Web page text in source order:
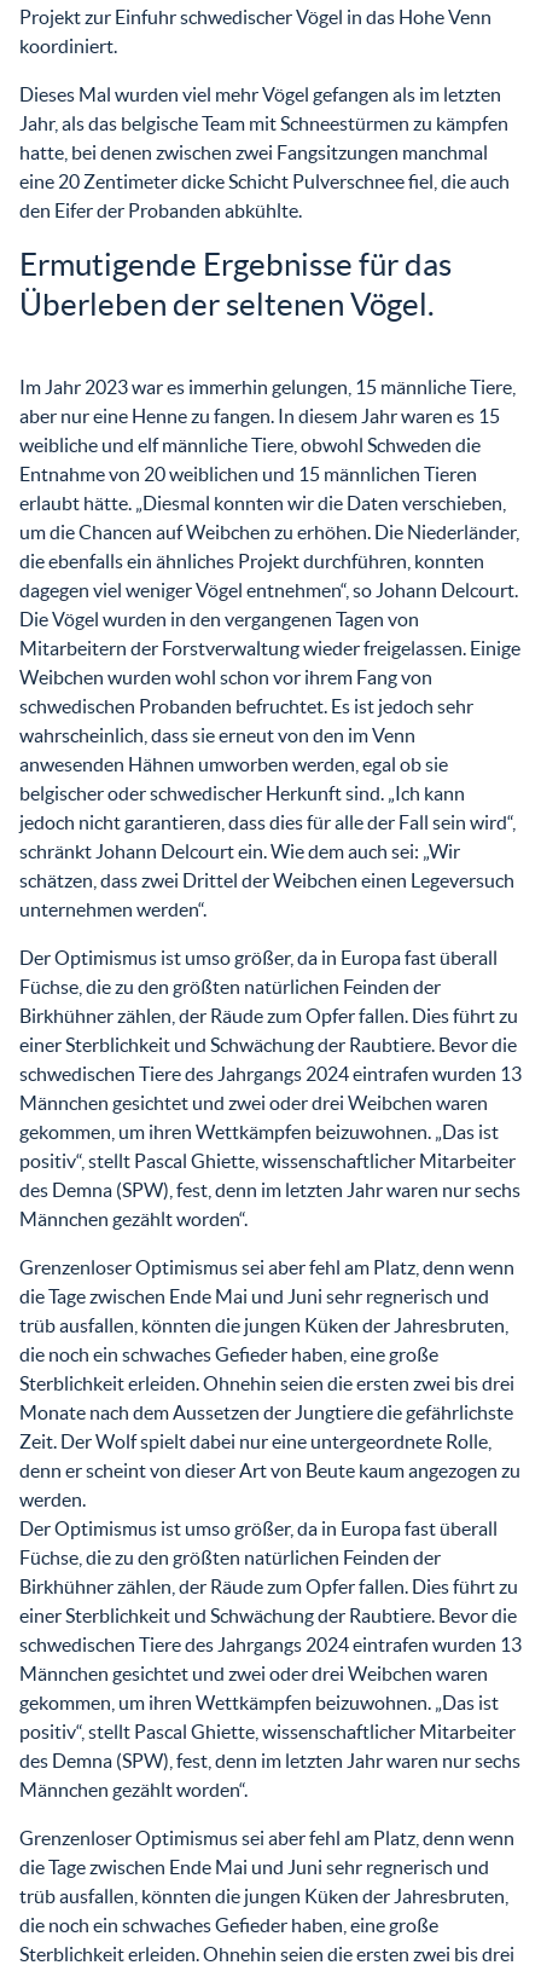
Projekt zur Einfuhr schwedischer Vögel in das Hohe Venn
koordiniert.
Dieses Mal wurden viel mehr Vögel gefangen als im letzten
Jahr, als das belgische Team mit Schneestürmen zu kämpfen
hatte, bei denen zwischen zwei Fangsitzungen manchmal
eine 20 Zentimeter dicke Schicht Pulverschnee fiel, die auch
den Eifer der Probanden abkühlte.
Ermutigende Ergebnisse für das
Überleben der seltenen Vögel.
Im Jahr 2023 war es immerhin gelungen, 15 männliche Tiere,
aber nur eine Henne zu fangen. In diesem Jahr waren es 15
weibliche und elf männliche Tiere, obwohl Schweden die
Entnahme von 20 weiblichen und 15 männlichen Tieren
erlaubt hätte. „Diesmal konnten wir die Daten verschieben,
um die Chancen auf Weibchen zu erhöhen. Die Niederländer,
die ebenfalls ein ähnliches Projekt durchführen, konnten
dagegen viel weniger Vögel entnehmen“, so Johann Delcourt.
Die Vögel wurden in den vergangenen Tagen von
Mitarbeitern der Forstverwaltung wieder freigelassen. Einige
Weibchen wurden wohl schon vor ihrem Fang von
schwedischen Probanden befruchtet. Es ist jedoch sehr
wahrscheinlich, dass sie erneut von den im Venn
anwesenden Hähnen umworben werden, egal ob sie
belgischer oder schwedischer Herkunft sind. „Ich kann
jedoch nicht garantieren, dass dies für alle der Fall sein wird“,
schränkt Johann Delcourt ein. Wie dem auch sei: „Wir
schätzen, dass zwei Drittel der Weibchen einen Legeversuch
unternehmen werden“.
Der Optimismus ist umso größer, da in Europa fast überall
Füchse, die zu den größten natürlichen Feinden der
Birkhühner zählen, der Räude zum Opfer fallen. Dies führt zu
einer Sterblichkeit und Schwächung der Raubtiere. Bevor die
schwedischen Tiere des Jahrgangs 2024 eintrafen wurden 13
Männchen gesichtet und zwei oder drei Weibchen waren
gekommen, um ihren Wettkämpfen beizuwohnen. „Das ist
positiv“, stellt Pascal Ghiette, wissenschaftlicher Mitarbeiter
des Demna (SPW), fest, denn im letzten Jahr waren nur sechs
Männchen gezählt worden“.
Grenzenloser Optimismus sei aber fehl am Platz, denn wenn
die Tage zwischen Ende Mai und Juni sehr regnerisch und
trüb ausfallen, könnten die jungen Küken der Jahresbruten,
die noch ein schwaches Gefieder haben, eine große
Sterblichkeit erleiden. Ohnehin seien die ersten zwei bis drei
Monate nach dem Aussetzen der Jungtiere die gefährlichste
Zeit. Der Wolf spielt dabei nur eine untergeordnete Rolle,
denn er scheint von dieser Art von Beute kaum angezogen zu
werden.
Der Optimismus ist umso größer, da in Europa fast überall
Füchse, die zu den größten natürlichen Feinden der
Birkhühner zählen, der Räude zum Opfer fallen. Dies führt zu
einer Sterblichkeit und Schwächung der Raubtiere. Bevor die
schwedischen Tiere des Jahrgangs 2024 eintrafen wurden 13
Männchen gesichtet und zwei oder drei Weibchen waren
gekommen, um ihren Wettkämpfen beizuwohnen. „Das ist
positiv“, stellt Pascal Ghiette, wissenschaftlicher Mitarbeiter
des Demna (SPW), fest, denn im letzten Jahr waren nur sechs
Männchen gezählt worden“.
Grenzenloser Optimismus sei aber fehl am Platz, denn wenn
die Tage zwischen Ende Mai und Juni sehr regnerisch und
trüb ausfallen, könnten die jungen Küken der Jahresbruten,
die noch ein schwaches Gefieder haben, eine große
Sterblichkeit erleiden. Ohnehin seien die ersten zwei bis drei